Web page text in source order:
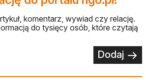
komentarz, wywiad czy relację.
do tysięcy osób, które czytają
Dodaj